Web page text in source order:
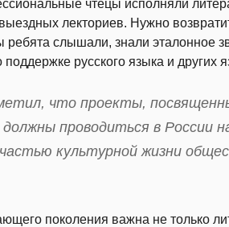
чтецы исполняли
лекториев. Нужно
ребята слышали, знали эталонное
русского языка и других
что проекты,
проводиться в России
культурной жизни
поколения важна не только